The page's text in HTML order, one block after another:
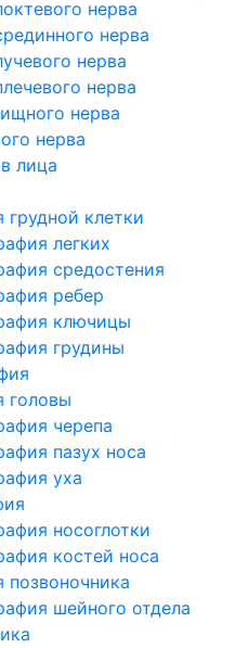
нерва
нерва
нерва
нерва
нерва
нерва
лица
грудной клетки
легких
средостения
ребер
ключицы
грудины
головы
черепа
пазух носа
уха
носоглотки
костей носа
позвоночника
шейного отдела